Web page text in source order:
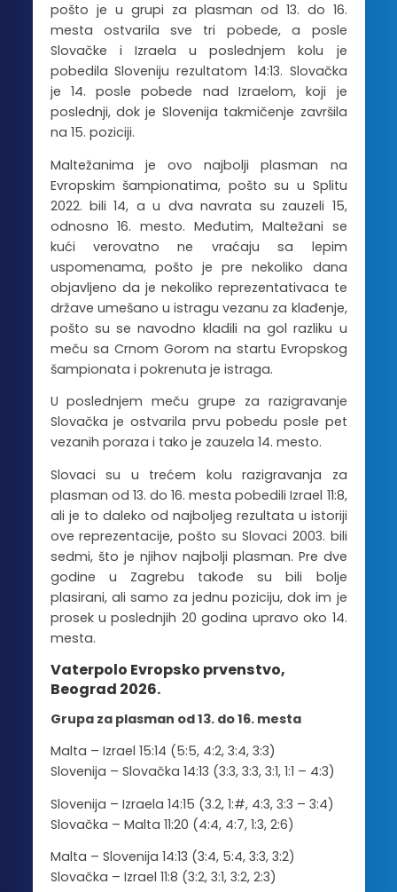
pošto je u grupi za plasman od 13. do 16.
mesta ostvarila sve tri pobede, a posle
Slovačke i Izraela u poslednjem kolu je
pobedila Sloveniju rezultatom 14:13. Slovačka
je 14. posle pobede nad Izraelom, koji je
poslednji, dok je Slovenija takmičenje završila
na 15. poziciji.
Maltežanima je ovo najbolji plasman na
Evropskim šampionatima, pošto su u Splitu
2022. bili 14, a u dva navrata su zauzeli 15,
odnosno 16. mesto. Međutim, Maltežani se
kući verovatno ne vraćaju sa lepim
uspomenama, pošto je pre nekoliko dana
objavljeno da je nekoliko reprezentativaca te
države umešano u istragu vezanu za klađenje,
pošto su se navodno kladili na gol razliku u
meču sa Crnom Gorom na startu Evropskog
šampionata i pokrenuta je istraga.
U poslednjem meču grupe za razigravanje
Slovačka je ostvarila prvu pobedu posle pet
vezanih poraza i tako je zauzela 14. mesto.
Slovaci su u trećem kolu razigravanja za
plasman od 13. do 16. mesta pobedili Izrael 11:8,
ali je to daleko od najboljeg rezultata u istoriji
ove reprezentacije, pošto su Slovaci 2003. bili
sedmi, što je njihov najbolji plasman. Pre dve
godine u Zagrebu takođe su bili bolje
plasirani, ali samo za jednu poziciju, dok im je
prosek u poslednjih 20 godina upravo oko 14.
mesta.
Vaterpolo Evropsko prvenstvo,
Beograd 2026.
Grupa za plasman od 13. do 16. mesta
Malta – Izrael 15:14 (5:5, 4:2, 3:4, 3:3)
Slovenija – Slovačka 14:13 (3:3, 3:3, 3:1, 1:1 – 4:3)
Slovenija – Izraela 14:15 (3.2, 1:#, 4:3, 3:3 – 3:4)
Slovačka – Malta 11:20 (4:4, 4:7, 1:3, 2:6)
Malta – Slovenija 14:13 (3:4, 5:4, 3:3, 3:2)
Slovačka – Izrael 11:8 (3:2, 3:1, 3:2, 2:3)